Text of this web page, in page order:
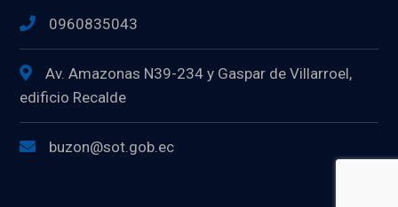
0960835043
Av. Amazonas N39-234 y Gaspar de Villarroel,
edificio Recalde
buzon@sot.gob.ec